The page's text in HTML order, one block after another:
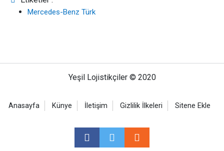
Mercedes-Benz Türk
Yeşil Lojistikçiler © 2020
Anasayfa Künye İletişim Gizlilik İlkeleri Sitene Ekle